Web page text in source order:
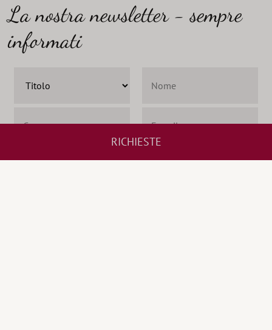
RICHIESTE
La nostra newsletter - sempre
informati